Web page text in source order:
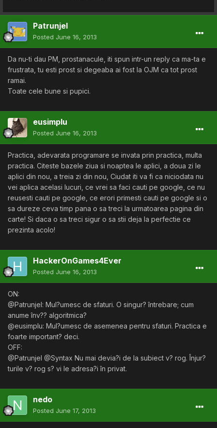
Patrunjel
Posted June 16, 2013
Da nu-ti dau PM, prostanacule, iti spun intr-un reply ca ma-ta e
frustrata, tu esti prost si degeaba ai fost la OJM ca tot prost
ramai.
Toate cele bune si pupici.
eusimplu
Posted June 16, 2013
Practica, adevarata programare se invata prin practica, multa
practica. Citeste bazele ziua si noaptea le aplici, a doua zi le
aplici din nou, a treia zi din nou, Ciudat iti va fi ca niciodata nu
vei aplica acelasi lucuri, ce vrei sa faci cauti pe google, ce nu
reusesti cauti pe google, ce erori primesti cauti pe google si o
sa dureze ceva timp pana o sa treci la urmatoarea pagina din
carte! Si daca o sa treci sigur o sa stii deja la perfectie ce
prezinta acolo!
HackerOnGames4Ever
Posted June 16, 2013
ON:
@Patrunjel: Mul?umesc de sfaturi. O singur? întrebare; cum
anume înv?? algoritmica?
@eusimplu: Mul?umesc de asemenea pentru sfaturi. Practica e
foarte important? deci.
OFF:
@Patrunjel @Syntax Nu mai devia?i de la subiect v? rog. Înjur?
turile v? rog s? vi le adresa?i în privat.
nedo
Posted June 17, 2013